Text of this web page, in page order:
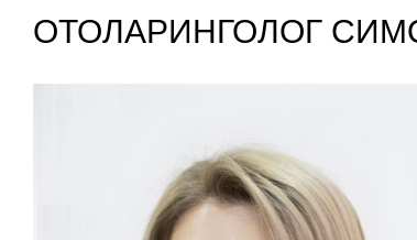
ОТОЛАРИНГОЛОГ